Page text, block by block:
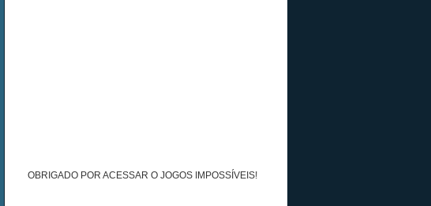
OBRIGADO POR ACESSAR O JOGOS IMPOSSÍVEIS!